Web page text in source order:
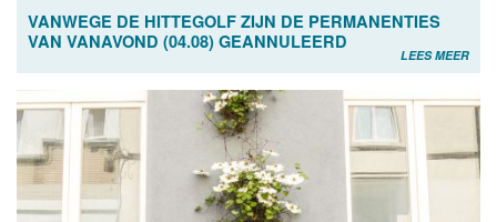
VANWEGE DE HITTEGOLF ZIJN DE PERMANENTIES
VAN VANAVOND (04.08) GEANNULEERD
LEES MEER